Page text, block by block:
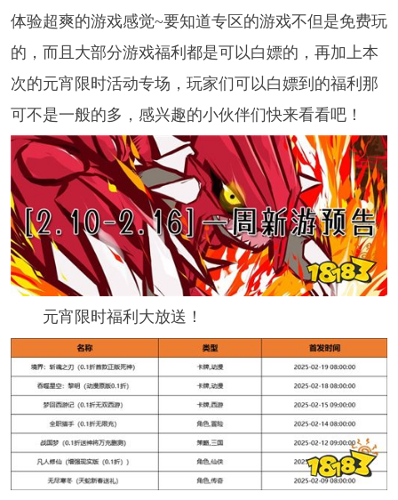
体验超爽的游戏感觉~要知道专区的游戏不但是免费玩
的，而且大部分游戏福利都是可以白嫖的，再加上本
次的元宵限时活动专场，玩家们可以白嫖到的福利那
可不是一般的多，感兴趣的小伙伴们快来看看吧！
元宵限时福利大放送！